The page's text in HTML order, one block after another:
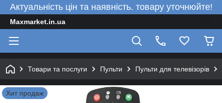
Актуальність цін та наявність. товару уточнюйте!
Maxmarket.in.ua
Товари та послуги Пульти Пульти для телевізорів
Хит продаж